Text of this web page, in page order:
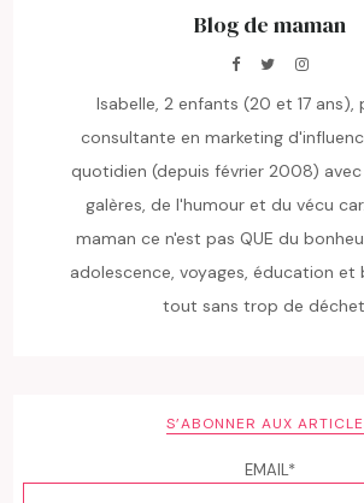
Blog de maman
Isabelle, 2 enfants (20 et 17 ans),
consultante en marketing
quotidien (depuis février 2008) avec
galères, de l'humour et du vécu
maman ce n'est pas QUE du
adolescence, voyages, éducation et
tout sans trop de
S’ABONNER AUX
EMAIL*